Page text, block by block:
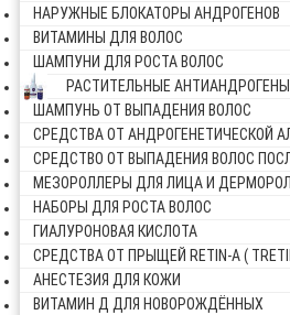
НАРУЖНЫЕ БЛОКАТОРЫ АНДРОГЕНОВ
ВИТАМИНЫ ДЛЯ ВОЛОС
ШАМПУНИ ДЛЯ РОСТА ВОЛОС
РАСТИТЕЛЬНЫЕ АНТИАНДРОГЕНЫ
ШАМПУНЬ ОТ ВЫПАДЕНИЯ ВОЛОС
СРЕДСТВА ОТ АНДРОГЕНЕТИЧЕСКОЙ
СРЕДСТВО ОТ ВЫПАДЕНИЯ ВОЛОС
МЕЗОРОЛЛЕРЫ ДЛЯ ЛИЦА И
НАБОРЫ ДЛЯ РОСТА ВОЛОС
ГИАЛУРОНОВАЯ КИСЛОТА
СРЕДСТВА ОТ ПРЫЩЕЙ RETIN-A (
АНЕСТЕЗИЯ ДЛЯ КОЖИ
ВИТАМИН Д ДЛЯ НОВОРОЖДЁННЫХ